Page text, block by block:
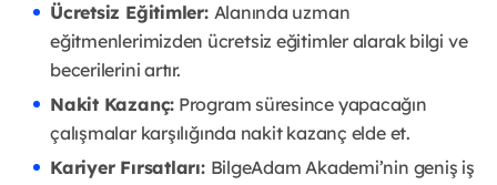
Ücretsiz Eğitimler: Alanında uzman
eğitmenlerimizden ücretsiz eğitimler alarak bilgi ve
becerilerini artır.
Nakit Kazanç: Program süresince yapacağın
çalışmalar karşılığında nakit kazanç elde et.
Kariyer Fırsatları: BilgeAdam Akademi’nin geniş iş